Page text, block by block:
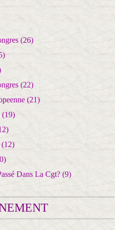
(26)
(22)
(21)
(19)
(12)
Dans La Cgt? (9)